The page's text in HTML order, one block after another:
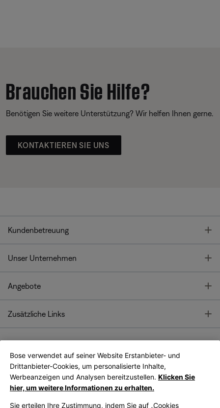
Brauchen Sie Hilfe?
Benötigen Sie weitere Unterstützung? Wir helfen Ihnen gerne.
KONTAKTIEREN SIE UNS
Kundenbetreuung
Unser Unternehmen
Angebote
Zusätzliche Links
Bose App
Bose Connect
App
Bose verwendet auf seiner Website Erstanbieter- und
Drittanbieter-Cookies, um personalisierte Inhalte,
Werbeanzeigen und Analysen bereitzustellen. Klicken Sie
hier, um weitere Informationen zu erhalten.
Sie erteilen Ihre Zustimmung, indem Sie auf „Cookies